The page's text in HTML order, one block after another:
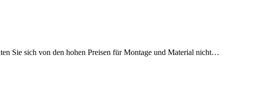
Sie sich von den hohen Preisen für Montage und Material nicht…